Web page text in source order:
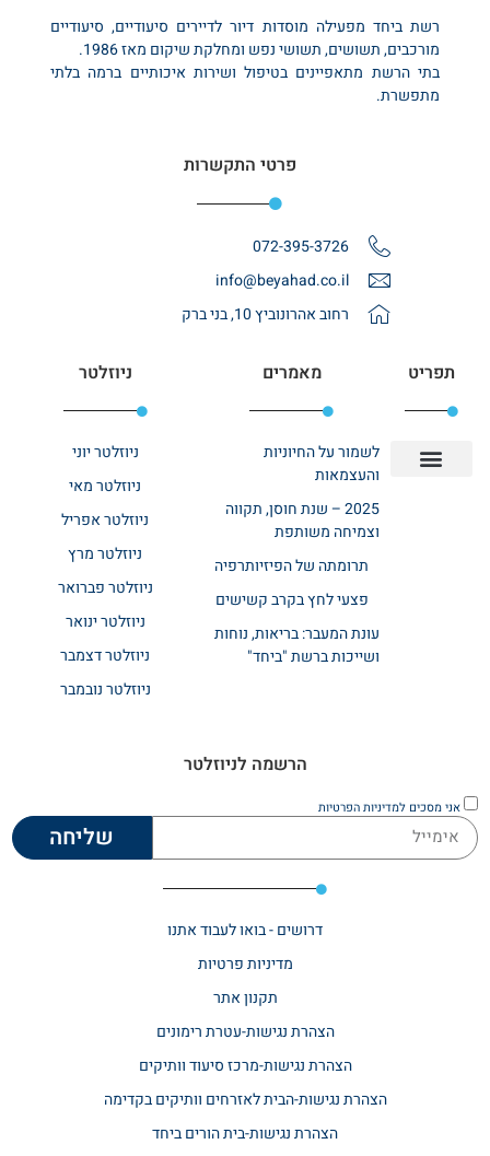
רשת ביחד מפעילה מוסדות דיור לדיירים סיעודיים, סיעודיים
מורכבים, תשושים, תשושי נפש ומחלקת שיקום מאז 1986.
בתי הרשת מתאפיינים בטיפול ושירות איכותיים ברמה בלתי
מתפשרת.
פרטי התקשרות
072-395-3726
info@beyahad.co.il
רחוב אהרונוביץ 10, בני ברק
תפריט מאמרים
לשמור על החיוניות
והעצמאות
2025 – שנת חוסן, תקווה
וצמיחה משותפת
תרומתה של הפיזיותרפיה
פצעי לחץ בקרב קשישים
עונת המעבר: בריאות, נוחות
ושייכות ברשת "ביחד"
ניוזלטר
ניוזלטר יוני
ניוזלטר מאי
ניוזלטר אפריל
ניוזלטר מרץ
ניוזלטר פברואר
ניוזלטר ינואר
ניוזלטר דצמבר
ניוזלטר נובמבר
הרשמה לניוזלטר
אני מסכים למדיניות הפרטיות
שליחה
דרושים - בואו לעבוד אתנו
מדיניות פרטיות
תקנון אתר​
הצהרת נגישות-עטרת רימונים
הצהרת נגישות-מרכז סיעוד וותיקים
הצהרת נגישות-הבית לאזרחים וותיקים בקדימה
הצהרת נגישות-בית הורים ביחד